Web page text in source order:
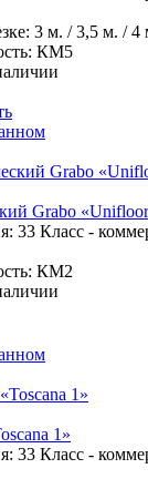
3 м. / 3,5 м. / 4
КМ5
Grabo
33 Класс -
КМ2
1»
33 Класс -